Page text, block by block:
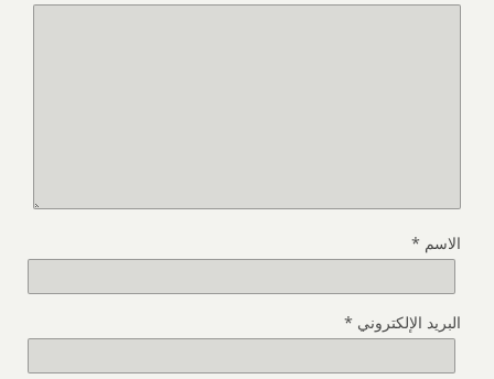
الاسم *
البريد الإلكتروني *